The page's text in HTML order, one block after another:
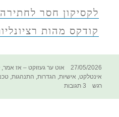
לקסיקון חסר לחתירה
קודקס מהות
פורסם
בתאריך
27/05/2026 קטגוריות
אוט ער געזוקט – אז אמר,
אינטלקט, אישיות, הגדרות, התנהגות,
רגש
3 תגובות
על